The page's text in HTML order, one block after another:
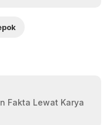
Fakta Lewat Karya